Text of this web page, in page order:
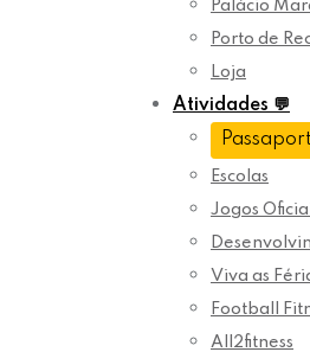
Palácio
Porto de
Loja
Atividades 💬
Escolas
Jogos
Viva as
Football
All2fitness